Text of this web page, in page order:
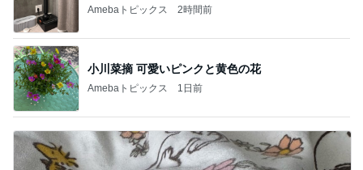
Amebaトピックス 2時間前
小川菜摘 可愛いピンクと黄色の花
Amebaトピックス 1日前